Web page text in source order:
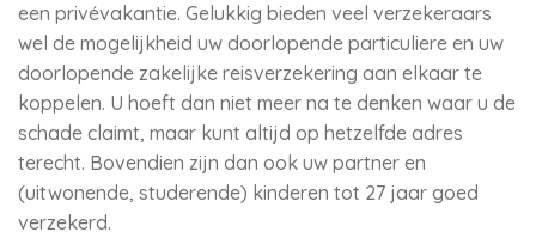
een privévakantie. Gelukkig bieden veel verzekeraars
wel de mogelijkheid uw doorlopende particuliere en uw
doorlopende zakelijke reisverzekering aan elkaar te
koppelen. U hoeft dan niet meer na te denken waar u de
schade claimt, maar kunt altijd op hetzelfde adres
terecht. Bovendien zijn dan ook uw partner en
(uitwonende, studerende) kinderen tot 27 jaar goed
verzekerd.